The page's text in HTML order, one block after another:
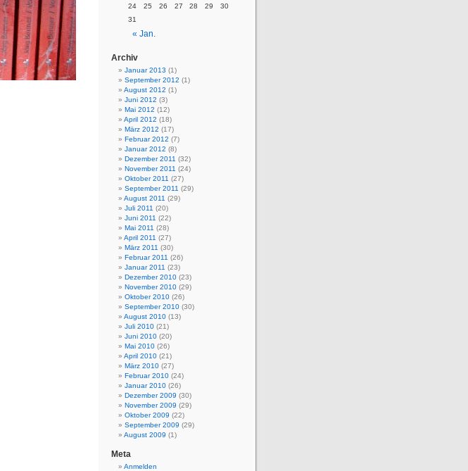
« Jan.
24
25 26 27 28 29
30
31
Archiv
Januar 2013 (1)
September 2012 (1)
August 2012 (1)
Juni 2012 (3)
Mai 2012 (12)
April 2012 (18)
März 2012 (17)
Februar 2012 (7)
Januar 2012 (8)
Dezember 2011 (32)
November 2011 (24)
Oktober 2011 (27)
September 2011 (29)
August 2011 (29)
Juli 2011 (20)
Juni 2011 (22)
Mai 2011 (28)
April 2011 (27)
März 2011 (30)
Februar 2011 (26)
Januar 2011 (23)
Dezember 2010 (23)
November 2010 (29)
Oktober 2010 (26)
September 2010 (30)
August 2010 (13)
Juli 2010 (21)
Juni 2010 (20)
Mai 2010 (26)
April 2010 (21)
März 2010 (27)
Februar 2010 (24)
Januar 2010 (26)
Dezember 2009 (30)
November 2009 (29)
Oktober 2009 (22)
September 2009 (29)
August 2009 (1)
Meta
Anmelden